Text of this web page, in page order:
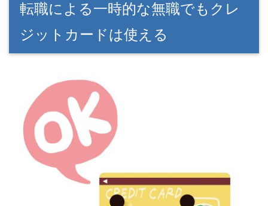
転職による一時的な無職でもクレ
ジットカードは使える